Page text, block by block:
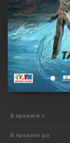
В прокате с
В прокате до